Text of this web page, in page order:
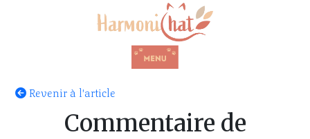
Revenir à l'article
Commentaire de